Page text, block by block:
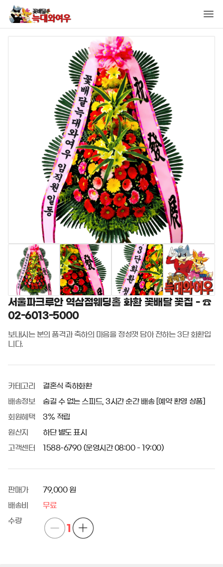
서울파크루안 역삼점웨딩홀 화환 꽃배달 꽃집 - ☎
02-6013-5000
보내시는 분의 품격과 축하의 마음을 정성껏 담아 전하는 3단 화환입
니다.
카테고리 결혼식 축하화환
배송정보 숨길 수 없는 스피드, 3시간 순간 배송 [예약 환영 상품]
회원혜택 3% 적립
원산지 하단 별도 표시
고객센터 1588-6790 (운영시간 08:00 - 19:00)
판매가 79,000 원
배송비 무료
수량
1